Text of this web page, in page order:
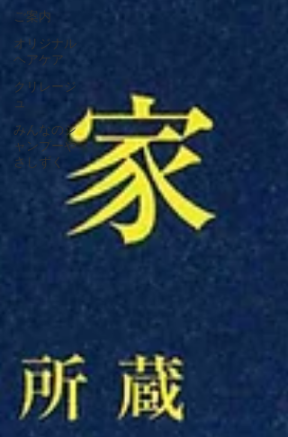
ご案内
オリジナル
ヘアケア
クリレージ
ュ
みんなのシ
ャンプーや
さしずく